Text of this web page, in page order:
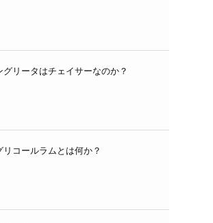
グリータはチェイサーなのか？
リコールラムとは何か？